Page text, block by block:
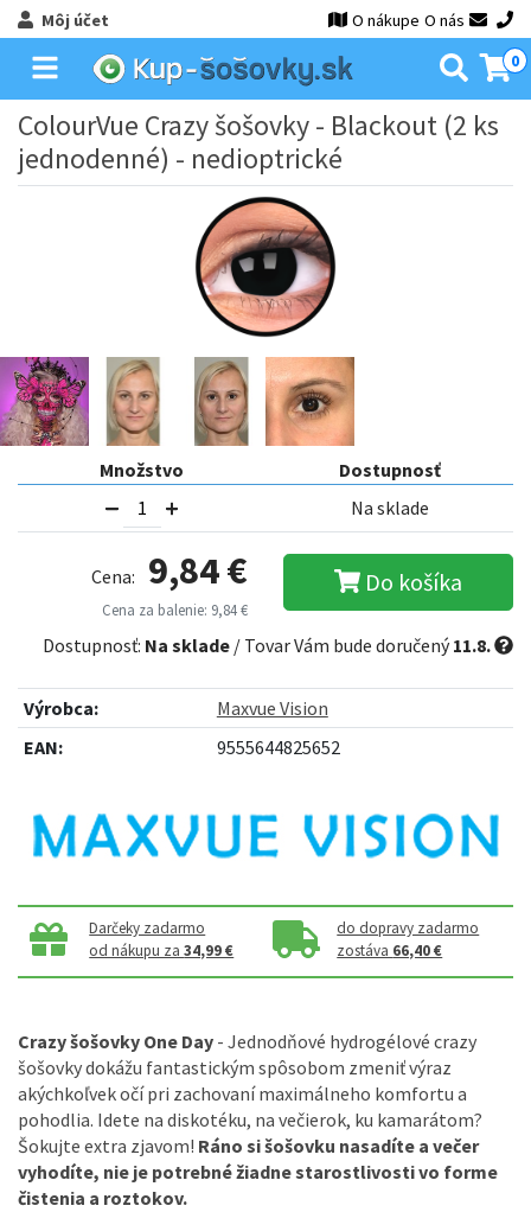
Môj účet O nákupe O nás
0
ColourVue Crazy šošovky - Blackout (2 ks
jednodenné) - nedioptrické
Množstvo
Dostupnosť
Na sklade
Cena: 9,84 €
Cena za balenie: 9,84 €
Do košíka
Dostupnosť: Na sklade / Tovar Vám bude doručený11.8.
Výrobca:
Maxvue Vision
EAN:
9555644825652
Darčeky zadarmo
od nákupu za34,99 €
do dopravy zadarmo
zostáva 66,40 €
Crazy šošovky One Day - Jednodňové hydrogélové crazy
šošovky dokážu fantastickým spôsobom zmeniť výraz
akýchkoľvek očí pri zachovaní maximálneho komfortu a
pohodlia. Idete na diskotéku, na večierok, ku kamarátom?
Šokujte extra zjavom! Ráno si šošovku nasadíte a večer
vyhodíte, nie je potrebné žiadne starostlivosti vo forme
čistenia a roztokov.